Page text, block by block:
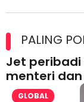
lesen separuh
PALING
Jet
menteri
GLOBAL